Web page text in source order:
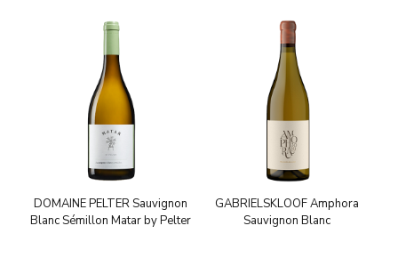
DOMAINE PELTER Sauvignon
Blanc Sémillon Matar by Pelter
GABRIELSKLOOF Amphora
Sauvignon Blanc